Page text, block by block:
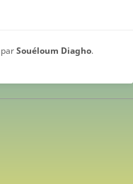
parSouéloum Diagho.